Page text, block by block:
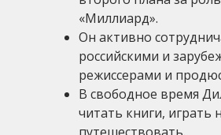
«Миллиард».
Он активно
российскими и
режиссерами и
В свободное время
читать книги, играть
путешествовать.